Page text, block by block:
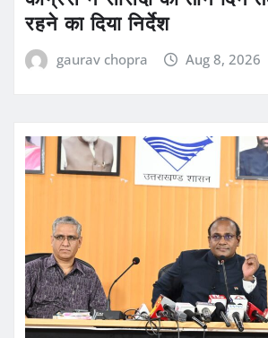
रहने का दिया निर्देश
gaurav chopra Aug 8, 2026